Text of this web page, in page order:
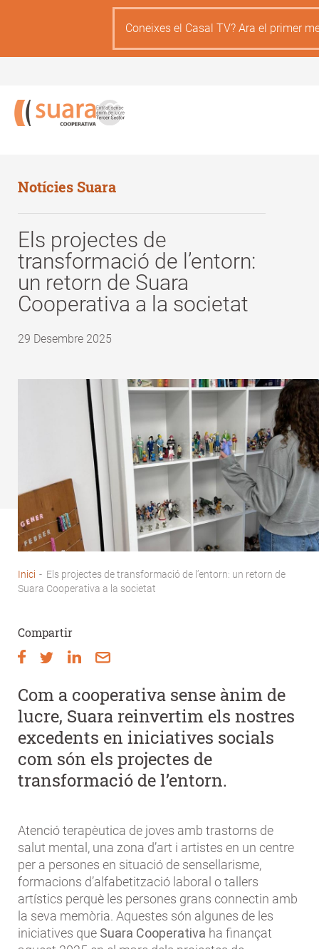
content
Coneixes el Casal TV? Ara el primer
Notícies Suara
Els projectes de
transformació de l’entorn:
un retorn de Suara
Cooperativa a la societat
29 Desembre 2025
Fil
Inici - Els projectes de transformació de l’entorn: un retorn de
Suara Cooperativa a la societat
Compartir
Com a cooperativa sense ànim de
lucre, Suara reinvertim els nostres
excedents en iniciatives socials
com són els projectes de
transformació de l’entorn.
Atenció terapèutica de joves amb trastorns de
salut mental, una zona d’art i artistes en un centre
per a persones en situació de sensellarisme,
formacions d’alfabetització laboral o tallers
artístics perquè les persones grans connectin amb
la seva memòria. Aquestes són algunes de les
iniciatives que Suara Cooperativa ha finançat